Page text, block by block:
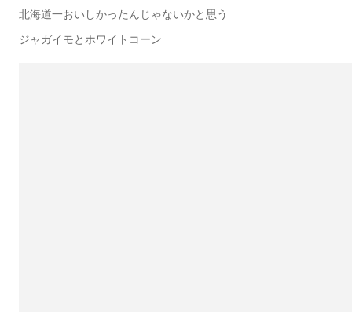
北海道一おいしかったんじゃないかと思う
ジャガイモとホワイトコーン